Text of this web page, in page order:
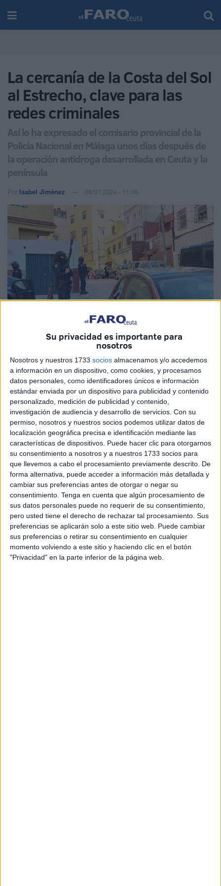
Su privacidad es importante para
nosotros
Nosotros y nuestros 1733 socios almacenamos y/o accedemos
a información en un dispositivo, como cookies, y procesamos
datos personales, como identificadores únicos e información
estándar enviada por un dispositivo para publicidad y contenido
personalizado, medición de publicidad y contenido,
investigación de audiencia y desarrollo de servicios. Con su
permiso, nosotros y nuestros socios podemos utilizar datos de
localización geográfica precisa e identificación mediante las
características de dispositivos. Puede hacer clic para otorgarnos
su consentimiento a nosotros y a nuestros 1733 socios para
que llevemos a cabo el procesamiento previamente descrito. De
forma alternativa, puede acceder a información más detallada y
cambiar sus preferencias antes de otorgar o negar su
consentimiento. Tenga en cuenta que algún procesamiento de
sus datos personales puede no requerir de su consentimiento,
pero usted tiene el derecho de rechazar tal procesamiento. Sus
preferencias se aplicarán solo a este sitio web. Puede cambiar
sus preferencias o retirar su consentimiento en cualquier
momento volviendo a este sitio y haciendo clic en el botón
"Privacidad" en la parte inferior de la página web.
La cercanía de la Costa del Sol
al Estrecho, clave para las
redes criminales
Así lo ha expresado el comisario provincial de la
Policía Nacional en Málaga unos días después de
la operación antidroga desarrollada en Ceuta y la
península
Por Isabel Jiménez 08/07/2024 - 11:06
Imagen de archivo
La situación geográfica de la Costa del Sol, su proximidad
alEstrecho de Gibraltary su cercanía con el norte de
África yMarruecosson factores clave para las
organizaciones criminalesa la hora de elegir ubicación.
Muestra de ello es la operación antidroga desarrollada
simultáneamente en Ceuta y la península hace una
semana.
Así lo ha expresado el comisario provincial de laPolicía
Nacionalen Málaga, Enrique Barón, y recoge la agencia
EFE.
El litoral malagueño en general y la ciudad de Marbella en
particular son “un enclave internacional privilegiado, para
los buenos y para los malos”, ha destacado el comisario
en relación a los delincuentes que eligen esta zona no